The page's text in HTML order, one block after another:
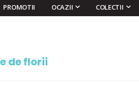
PROMOTII OCAZII COLECTII
de florii